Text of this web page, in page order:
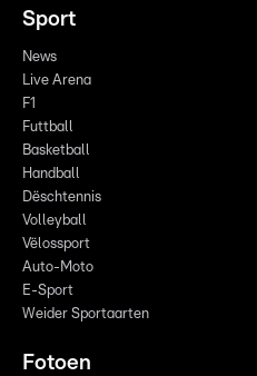
Sport
News
Live Arena
F1
Futtball
Basketball
Handball
Dëschtennis
Volleyball
Vëlossport
Auto-Moto
E-Sport
Weider Sportaarten
Fotoen